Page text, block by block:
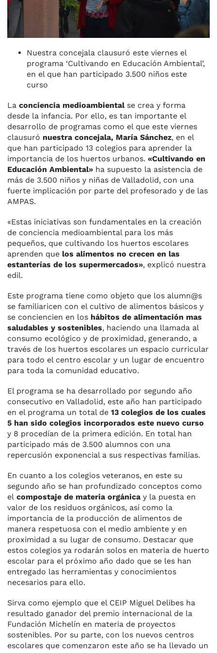
Nuestra concejala clausuró este viernes el
programa ‘Cultivando en Educación Ambiental’,
en el que han participado 3.500 niños este
curso
La conciencia medioambientalse crea y forma
desde la infancia. Por ello, es tan importante el
desarrollo de programas como el que este viernes
clausuró nuestra concejala, María Sánchez, en el
que han participado 13 colegios para aprender la
importancia de los huertos urbanos. «Cultivando en
Educación Ambiental» ha supuesto la asistencia de
más de 3.500 niños y niñas de Valladolid, con una
fuerte implicación por parte del profesorado y de las
AMPAS.
«Estas iniciativas son fundamentales en la creación
de conciencia medioambiental para los más
pequeños, que cultivando los huertos escolares
aprenden que los alimentos no crecen en las
estanterías de los supermercados», explicó nuestra
edil.
Este programa tiene como objeto que los alumn@s
se familiaricen con el cultivo de alimentos básicos y
se conciencien en los hábitos de alimentación mas
saludables y sostenibles, haciendo una llamada al
consumo ecológico y de proximidad, generando, a
través de los huertos escolares un espacio curricular
para todo el centro escolar y un lugar de encuentro
para toda la comunidad educativo.
El programa se ha desarrollado por segundo año
consecutivo en Valladolid, este año han participado
en el programa un total de 13 colegios de los cuales
5 han sido colegios incorporados este nuevo curso
y 8 procedían de la primera edición. En total han
participado más de 3.500 alumnos con una
repercusión exponencial a sus respectivas familias.
En cuanto a los colegios veteranos, en este su
segundo año se han profundizado conceptos como
el compostaje de materia orgánica y la puesta en
valor de los residuos orgánicos, así como la
importancia de la producción de alimentos de
manera respetuosa con el medio ambiente y en
proximidad a su lugar de consumo. Destacar que
estos colegios ya rodarán solos en materia de huerto
escolar para el próximo año dado que se les han
entregado las herramientas y conocimientos
necesarios para ello.
Sirva como ejemplo que el CEIP Miguel Delibes ha
resultado ganador del premio internacional de la
Fundación Michelín en materia de proyectos
sostenibles. Por su parte, con los nuevos centros
escolares que comenzaron este año se ha llevado un